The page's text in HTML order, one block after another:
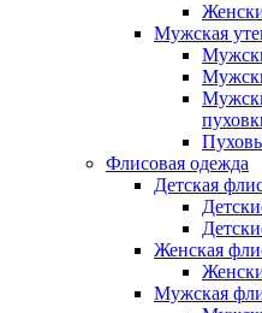
Мужская
Флисовая одежда
Детская
Женская
Мужская